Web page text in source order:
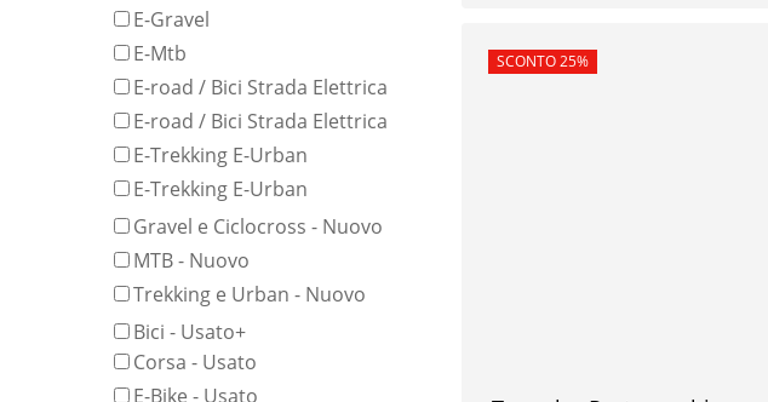
E-Gravel
E-Mtb
E-road / Bici Strada Elettrica
E-road / Bici Strada Elettrica
E-Trekking E-Urban
E-Trekking E-Urban
Gravel e Ciclocross - Nuovo
MTB - Nuovo
Trekking e Urban - Nuovo
Bici - Usato+
Corsa - Usato
E-Bike - Usato
In offerta!
SCONTO 25%